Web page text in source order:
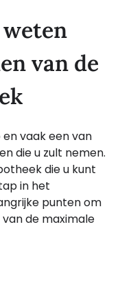
van de
vaak een van
die u zult nemen.
die u kunt
in het
punten om
de maximale